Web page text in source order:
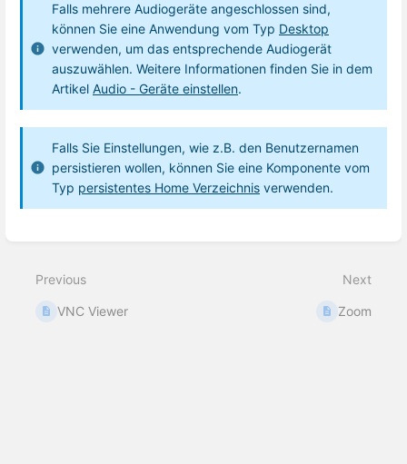
Falls mehrere Audiogeräte angeschlossen sind,
können Sie eine Anwendung vom Typ Desktop
verwenden, um das entsprechende Audiogerät
auszuwählen. Weitere Informationen finden Sie in dem
Artikel Audio - Geräte einstellen.
Falls Sie Einstellungen, wie z.B. den Benutzernamen
persistieren wollen, können Sie eine Komponente vom
Typ persistentes Home Verzeichnis verwenden.
mode
Previous
VNC Viewer
Next
Zoom